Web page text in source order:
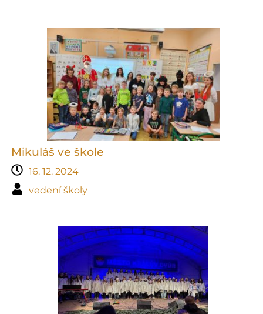
Mikuláš ve škole
16. 12. 2024
vedení školy